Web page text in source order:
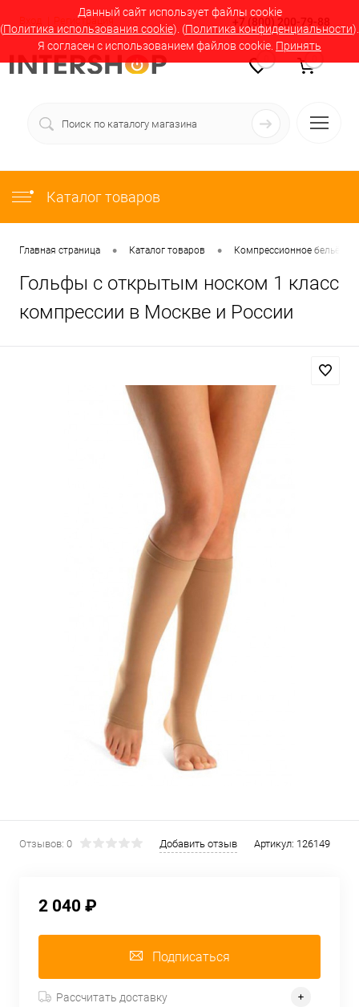
Данный сайт использует файлы cookie
(Политика использования cookie). (Политика конфиденциальности).
Я согласен с использованием файлов cookie. Принять
Вход Регистрация +7 (800) 200-79-88
Каталог товаров
Главная страница • Каталог товаров • Компрессионное бельё в
Гольфы с открытым носком 1 класс
компрессии в Москве и России
Отзывов: 0 Добавить отзыв Артикул: 126149
2 040 ₽
Подписаться
Рассчитать доставку